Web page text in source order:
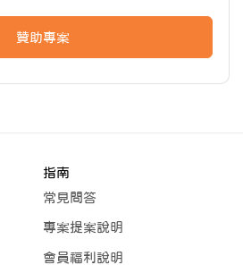
贊助專案
指南
常見問答
專案提案說明
會員福利說明